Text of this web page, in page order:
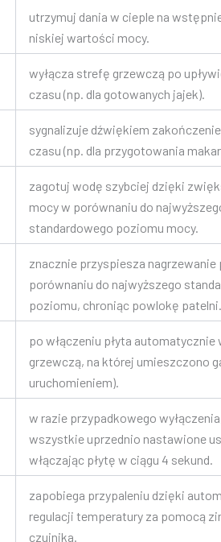
utrzymuj dania w cieple na
niskiej wartości mocy.
wyłącza strefę grzewczą po
czasu (np. dla gotowanych jajek).
sygnalizuje dźwiękiem
czasu (np. dla przygotowania
zagotuj wodę szybciej dzięki
mocy w porównaniu do
standardowego poziomu mocy.
znacznie przyspiesza nagrzewanie
porównaniu do najwyższego
poziomu, chroniąc powlokę patelni.
po włączeniu płyta
grzewczą, na której umieszczono
uruchomieniem).
w razie przypadkowego
wszystkie uprzednio nastawione
włączając płytę w ciągu 4 sekund.
zapobiega przypaleniu dzięki
regulacji temperatury za pomocą
czujnika.